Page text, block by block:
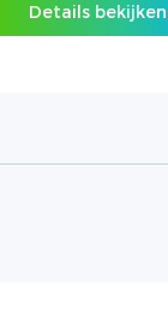
Details bekijken